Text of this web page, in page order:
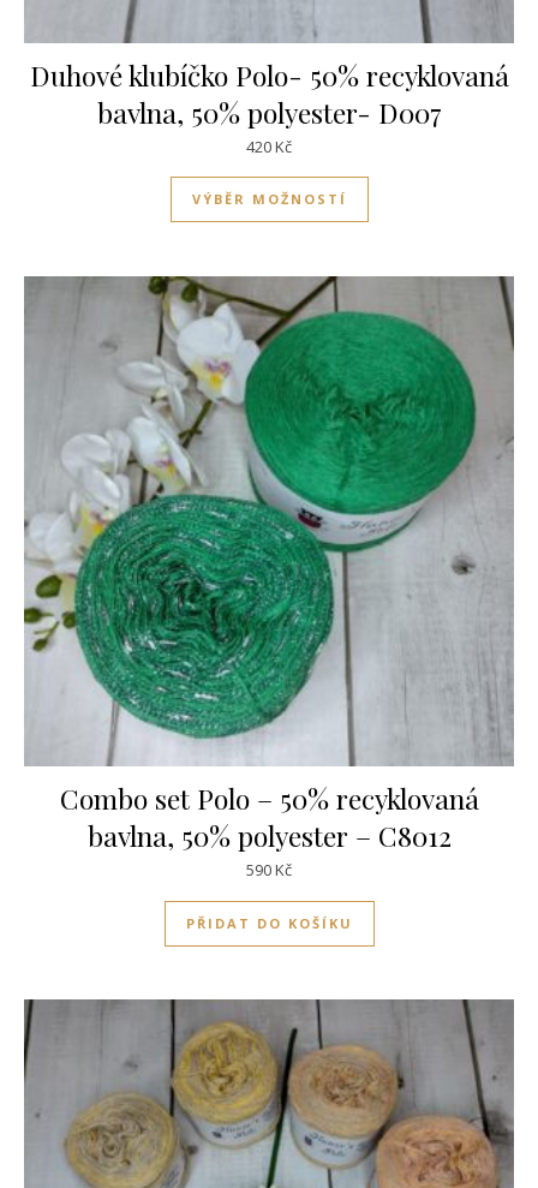
Duhové klubíčko Polo- 50% recyklovaná
bavlna, 50% polyester- D007
420Kč
VÝBĚR MOŽNOSTÍ
Tento produkt má
Combo set Polo – 50% recyklovaná
bavlna, 50% polyester – C8012
590Kč
PŘIDAT DO KOŠÍKU